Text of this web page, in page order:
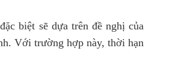
biệt sẽ dựa trên đề nghị của
Với trường hợp này, thời hạn